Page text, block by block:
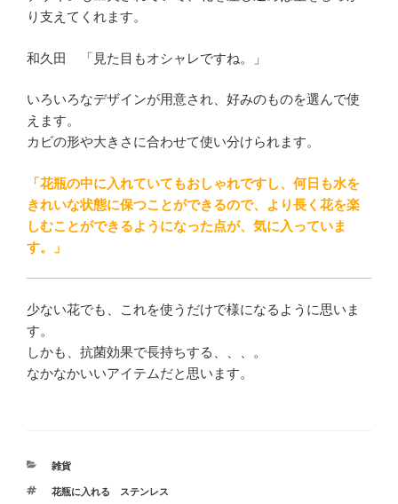
り支えてくれます。
和久田 「見た目もオシャレですね。」
いろいろなデザインが用意され、好みのものを選んで使
えます。
カビの形や大きさに合わせて使い分けられます。
「花瓶の中に入れていてもおしゃれですし、何日も水を
きれいな状態に保つことができるので、より長く花を楽
しむことができるようになった点が、気に入っていま
す。」
少ない花でも、これを使うだけで様になるように思いま
す。
しかも、抗菌効果で長持ちする、、、。
なかなかいいアイテムだと思います。
カ
ゴ
雑貨
タ
花瓶に入れる ステンレス